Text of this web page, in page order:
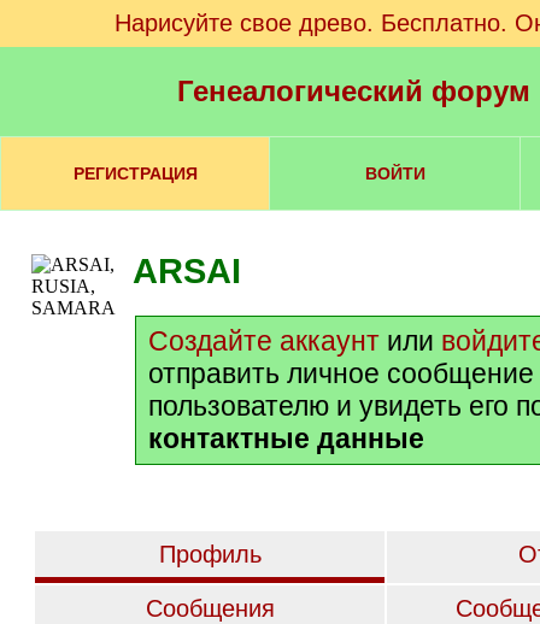
Нарисуйте свое древо. Бесплатно.
Генеалогический
РЕГИСТРАЦИЯ ВОЙТИ
ARSAI
Создайте аккаунт или
отправить личное сообщение
пользователю и увидеть его
контактные данные
Профиль
Сообщения